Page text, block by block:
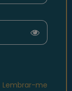
Lembrar-me